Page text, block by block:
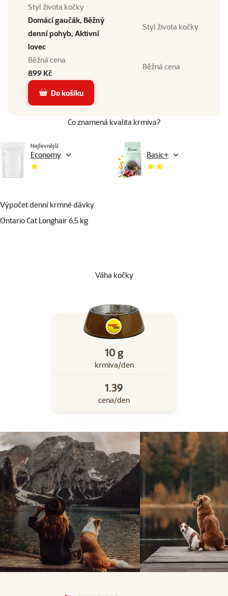
Styl života kočky
Domácí gaučák, Běžný
denní pohyb, Aktivní
lovec
Styl života kočky
Běžná cena
899 Kč
Běžná cena
Do košíku
Co znamená kvalita krmiva?
Economy
Nejlevnější
Basic+
Výpočet denní krmné dávky
Ontario Cat Longhair 6,5 kg
Váha kočky
10 g
krmiva/den
1.39
cena/den